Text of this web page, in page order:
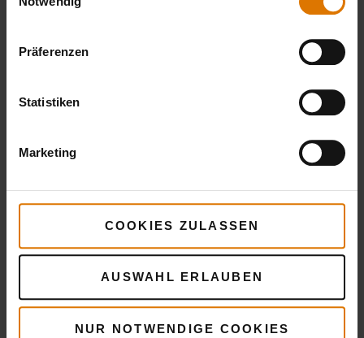
Präferenzen
Statistiken
Marketing
COOKIES ZULASSEN
AUSWAHL ERLAUBEN
NUR NOTWENDIGE COOKIES
Empfohlenes Zubehör